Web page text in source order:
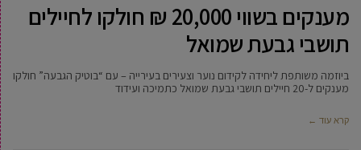
מענקים בשווי 20,000 ₪ חולקו לחיילים
תושבי גבעת שמואל
ביוזמה משותפת ליחידה לקידום נוער וצעירים בעירייה – עם “בוטיק הגבעה” חולקו
מענקים ל-20 חיילים תושבי גבעת שמואל כתמיכה ועידוד
קרא עוד ←